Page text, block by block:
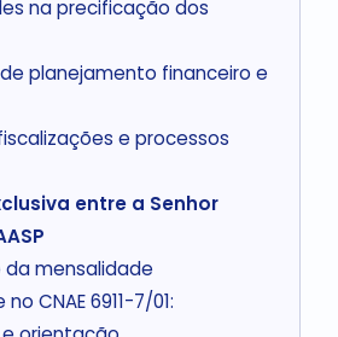
na precificação dos
planejamento financeiro e
e processos
entre a Senhor
da mensalidade
CNAE 6911-7/01: